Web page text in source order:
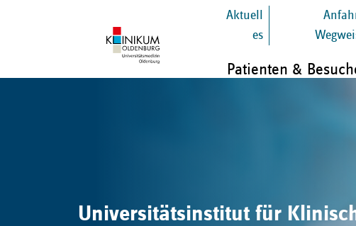
Aktuell
es
Patienten &
Universitätsinstitut für